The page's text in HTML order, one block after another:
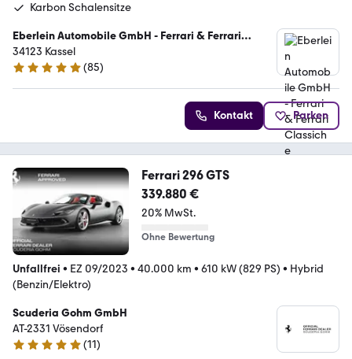
Karbon Schalensitze
Eberlein Automobile GmbH - Ferrari & Ferrari
Classiche Vertragspartner
34123 Kassel
5 Sterne
(85)
Kontakt Parken
Ferrari 296 GTS
339.880 €
20% MwSt.
Ohne Bewertung
Unfallfrei • EZ 09/2023 • 40.000 km • 610 kW (829 PS) • Hybrid
(Benzin/Elektro)
Scuderia Gohm GmbH
AT-2331 Vösendorf
5 Sterne
(11)